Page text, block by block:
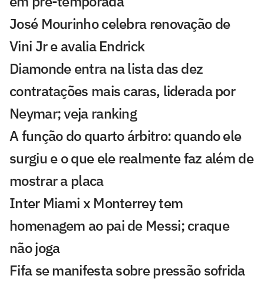
José Mourinho celebra renovação de
Vini Jr e avalia Endrick
Diamonde entra na lista das dez
contratações mais caras, liderada por
Neymar; veja ranking
A função do quarto árbitro: quando ele
surgiu e o que ele realmente faz além de
mostrar a placa
Inter Miami x Monterrey tem
homenagem ao pai de Messi; craque
não joga
Fifa se manifesta sobre pressão sofrida